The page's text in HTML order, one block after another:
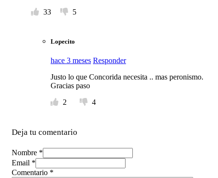
33
5
Lopecito
hace 3 meses Responder
Justo lo que Concorida necesita .. mas peronismo.
Gracias paso
2
4
Deja tu comentario
Nombre *
Email *
Comentario *